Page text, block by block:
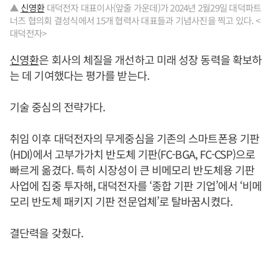
▲ 신영환대덕전자 대표이사(앞줄 가운데)가 2024년 2월29일 대덕파트
너즈 협의회 결성식에서 15개 협력사 대표들과 기념사진을 찍고 있다. <
대덕전자>
신영환은 회사의 체질을 개선하고 미래 성장 동력을 확보하
는 데 기여했다는 평가를 받는다.
기술 중심의 전략가다.
취임 이후 대덕전자의 무게중심을 기존의 스마트폰용 기판
(HDI)에서 고부가가치 반도체 기판(FC-BGA, FC-CSP)으로
빠르게 옮겼다. 특히 시장성이 큰 비메모리 반도체용 기판
사업에 집중 투자해, 대덕전자를 ‘종합 기판 기업’에서 ‘비메
모리 반도체 패키지 기판 전문업체’로 탈바꿈시켰다.
결단력을 갖췄다.